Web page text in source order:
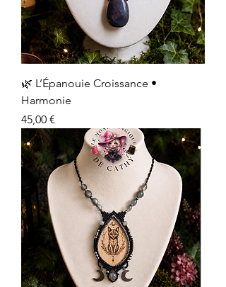
🌿 L’Épanouie Croissance •
Harmonie
Prix
45,00 €